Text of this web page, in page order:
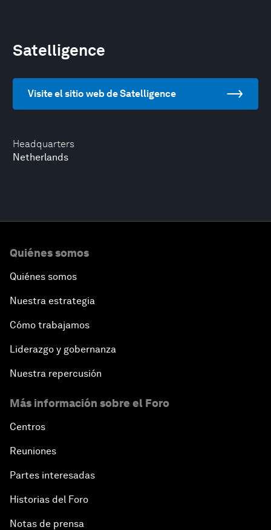
Headquarters
Netherlands
Satelligence
Visite el sitio web de Satelligence
Quiénes somos
Quiénes somos
Nuestra estrategia
Cómo trabajamos
Liderazgo y gobernanza
Nuestra repercusión
Más información sobre el Foro
Centros
Reuniones
Partes interesadas
Historias del Foro
Notas de prensa